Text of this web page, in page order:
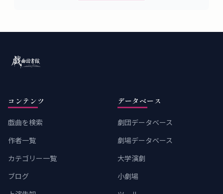
コンテンツ
戯曲を検索
作者一覧
カテゴリー一覧
ブログ
データベース
劇団データベース
劇場データベース
大学演劇
小劇場